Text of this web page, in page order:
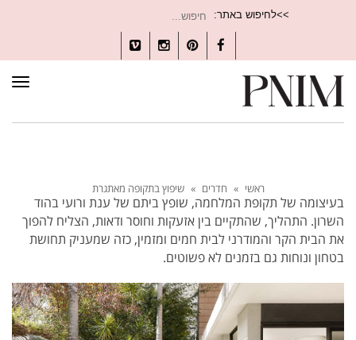
>>לחיפוש באתר:
עבור:
Facebook
Pinterest
Instagram
Vimeo
ראשי » חדרים » שיפוץ בתקופה מאתגרת
בעיצומה של תקופת המלחמה, שופץ ביתם של ענת ורועי בהוד
השרון. התהליך, שהתקיים בין אזעקות וחוסר ודאות, הצליח להפוך
את הבית הקר והמודרני לבית חמים ומזמין, כזה שמעניק תחושת
בטחון ונוחות גם בזמנים לא פשוטים.